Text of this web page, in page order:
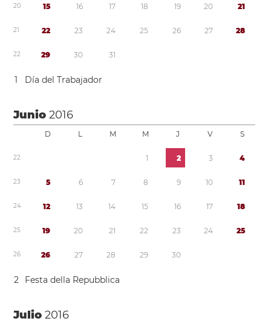
20 15 16 17 18 19 20 21
21 22 23 24 25 26 27 28
22 29 30 31
1 Día del Trabajador
Junio2016
D L M M J V S
22 1 2 3 4
23 5 6 7 8 9 10 11
24 12 13 14 15 16 17 18
25 19 20 21 22 23 24 25
26 26 27 28 29 30
2 Festa della Repubblica
Julio2016